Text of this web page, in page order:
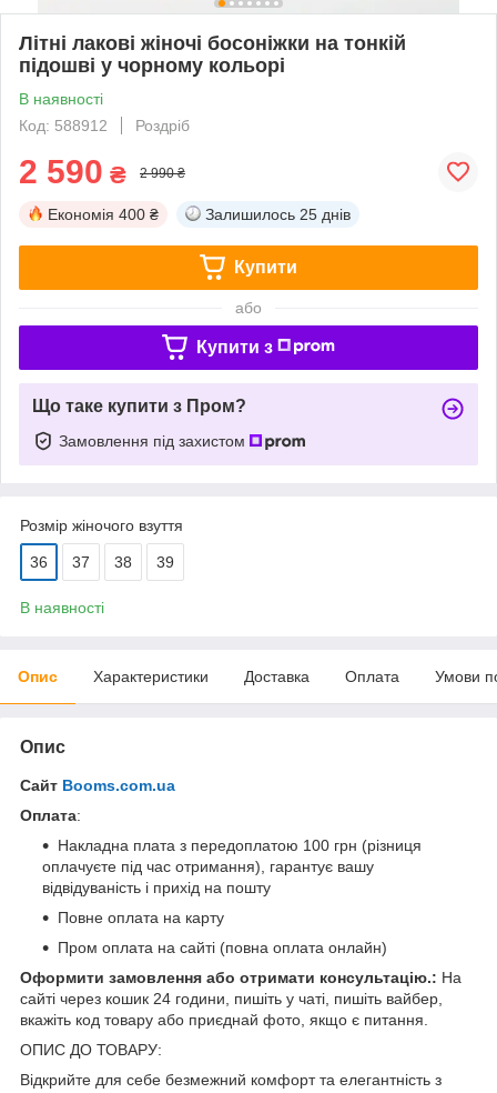
Літні лакові жіночі босоніжки на тонкій
підошві у чорному кольорі
В наявності
Код: 588912
Роздріб
2 590 ₴ 2 990 ₴
Економія 400 ₴ Залишилось 25 днів
Купити
або
Купити з
Що таке купити з Пром?
Замовлення під захистом
Розмір жіночого взуття
36 37 38 39
В наявності
Опис Характеристики Доставка Оплата Умови
Опис
Сайт Booms.com.ua
Оплата:
Накладна плата з передоплатою 100 грн (різниця
оплачуєте під час отримання), гарантує вашу
відвідуваність і прихід на пошту
Повне оплата на карту
Пром оплата на сайті (повна оплата онлайн)
Оформити замовлення або отримати консультацію.: На
сайті через кошик 24 години, пишіть у чаті, пишіть вайбер,
вкажіть код товару або приєднай фото, якщо є питання.
ОПИС ДО ТОВАРУ:
Відкрийте для себе безмежний комфорт та елегантність з